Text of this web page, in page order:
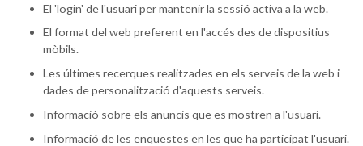
El 'login' de l'usuari per mantenir la sessió activa a la web.
El format del web preferent en l'accés des de dispositius
mòbils.
Les últimes recerques realitzades en els serveis de la web i
dades de personalització d'aquests serveis.
Informació sobre els anuncis que es mostren a l'usuari.
Informació de les enquestes en les que ha participat l'usuari.